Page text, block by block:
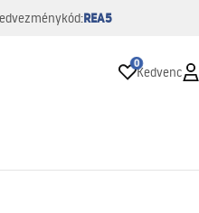
REA5
0
Kedvenc